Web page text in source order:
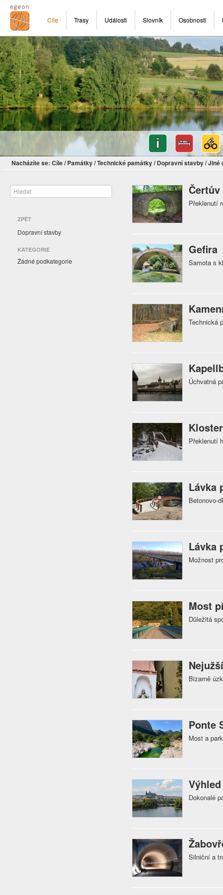
Cíle Trasy Události Slovník Osobnosti
Nacházíte se: Cíle/ Památky/Technické památky/ Dopravní stavby/Jiné
ZPĚT
Dopravní stavby
KATEGORIE
Žádné podkategorie
Překlenutí
Gefira
Samota s
Technická
Úchvatná
Překlenutí
Lávka
Betonovo-
Lávka
Možnost
Most
Důležitá
Bizarně
Ponte
Most a
Dokonalé
Silniční a